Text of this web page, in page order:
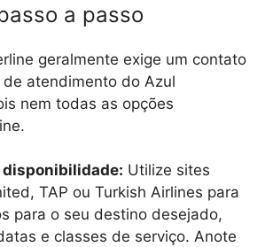
a passo
geralmente exige um contato
atendimento do Azul
nem todas as opções
disponibilidade: Utilize sites
TAP ou Turkish Airlines para
para o seu destino desejado,
e classes de serviço. Anote